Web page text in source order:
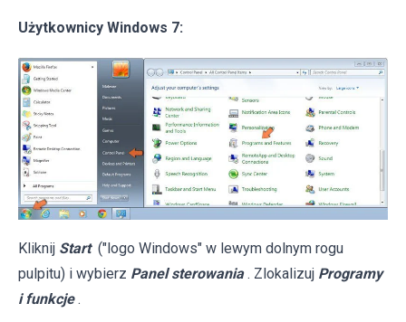
Użytkownicy Windows 7:
Kliknij Start ("logo Windows" w lewym dolnym rogu
pulpitu) i wybierz Panel sterowania . Zlokalizuj Programy
i funkcje .